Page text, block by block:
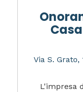
Via S. Grato,
L'impresa